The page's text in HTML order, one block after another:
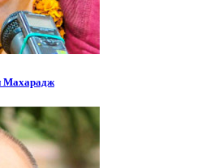
Махарадж